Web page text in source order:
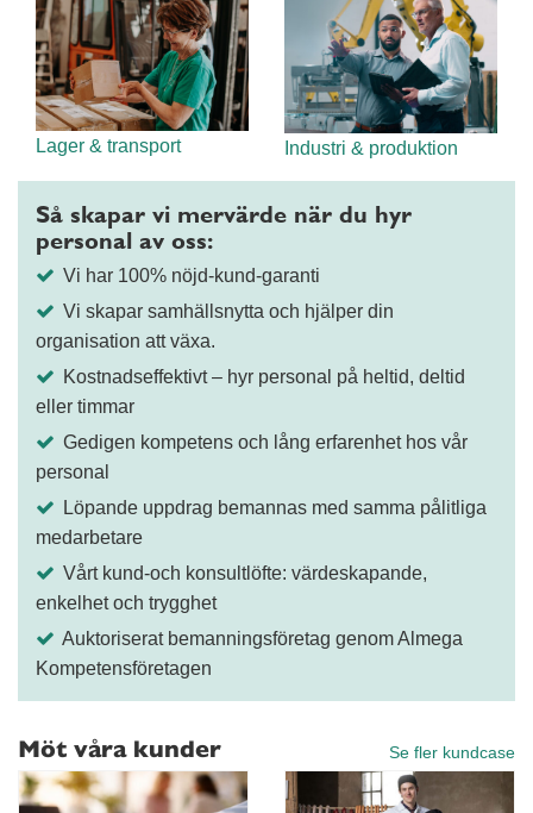
Lager & transport Industri & produktion
Möt våra kunder Se fler kundcase
Så skapar vi mervärde när du hyr
personal av oss:
Vi har 100% nöjd-kund-garanti
Vi skapar samhällsnytta och hjälper din
organisation att växa.
Kostnadseffektivt – hyr personal på heltid, deltid
eller timmar
Gedigen kompetens och lång erfarenhet hos vår
personal
Löpande uppdrag bemannas med samma pålitliga
medarbetare
Vårt kund-och konsultlöfte: värdeskapande,
enkelhet och trygghet
Auktoriserat bemanningsföretag genom Almega
Kompetensföretagen